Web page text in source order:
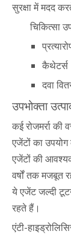
सुरक्षा में मदद
चिकित्सा
कैथेटर्स
दवा
उपभोक्ता
कई रोजमर्रा
एजेंटों का
एजेंटों की
वर्षों तक मजबूत
ये एजेंट जल्दी
रहते हैं।
एंटी-